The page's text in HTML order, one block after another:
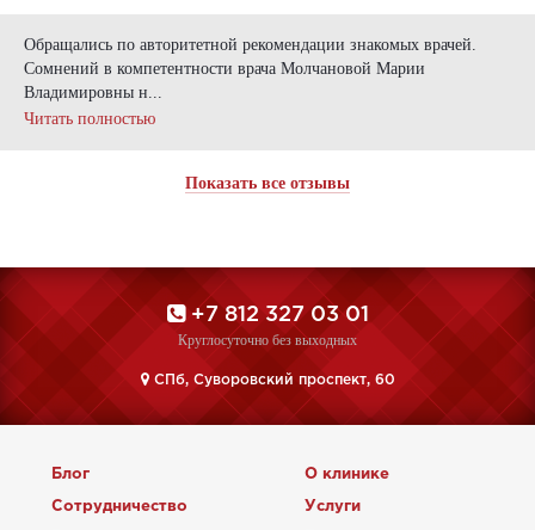
Обращались по авторитетной рекомендации знакомых врачей.
Сомнений в компетентности врача Молчановой Марии
Владимировны н...
Читать полностью
Показать все отзывы
+7 812 327 03 01
Круглосуточно без выходных
CПб, Суворовский проспект, 60
Блог О клинике
Сотрудничество Услуги